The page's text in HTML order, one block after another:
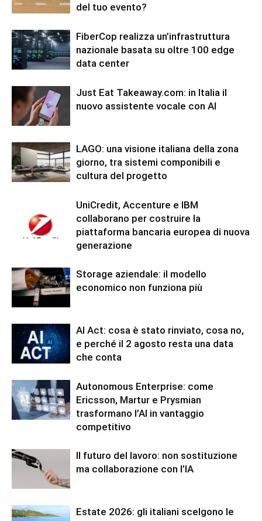
del tuo evento?
FiberCop realizza un’infrastruttura
nazionale basata su oltre 100 edge
data center
Just Eat Takeaway.com: in Italia il
nuovo assistente vocale con AI
LAGO: una visione italiana della zona
giorno, tra sistemi componibili e
cultura del progetto
UniCredit, Accenture e IBM
collaborano per costruire la
piattaforma bancaria europea di nuova
generazione
Storage aziendale: il modello
economico non funziona più
AI Act: cosa è stato rinviato, cosa no,
e perché il 2 agosto resta una data
che conta
Autonomous Enterprise: come
Ericsson, Martur e Prysmian
trasformano l’AI in vantaggio
competitivo
Il futuro del lavoro: non sostituzione
ma collaborazione con l’IA
Estate 2026: gli italiani scelgono le